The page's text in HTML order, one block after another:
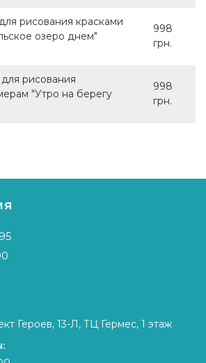
рисования красками
озеро днем"
998
грн.
рисования
"Утро на берегу
998
грн.
Героев, 13-Л, ТЦ Гермес, 1 этаж